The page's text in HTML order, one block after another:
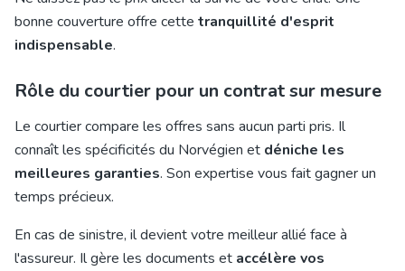
bonne couverture offre cette tranquillité d'esprit
indispensable.
Rôle du courtier pour un contrat sur mesure
Le courtier compare les offres sans aucun parti pris. Il
connaît les spécificités du Norvégien et déniche les
meilleures garanties. Son expertise vous fait gagner un
temps précieux.
En cas de sinistre, il devient votre meilleur allié face à
l'assureur. Il gère les documents et accélère vos